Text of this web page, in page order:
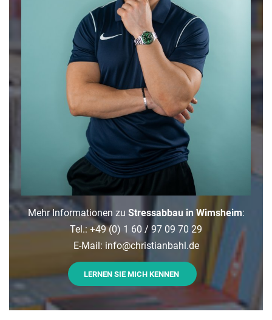
Mehr Informationen zu Stressabbau in Wimsheim:
Tel.: +49 (0) 1 60 / 97 09 70 29
E-Mail: info@christianbahl.de
LERNEN SIE MICH KENNEN